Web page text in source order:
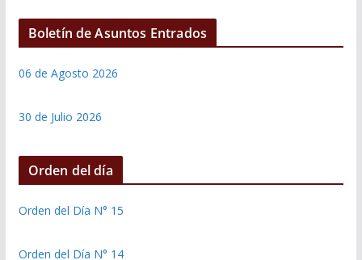
Boletín de Asuntos Entrados
06 de Agosto 2026
30 de Julio 2026
Orden del día
Orden del Día N° 15
Orden del Día N° 14